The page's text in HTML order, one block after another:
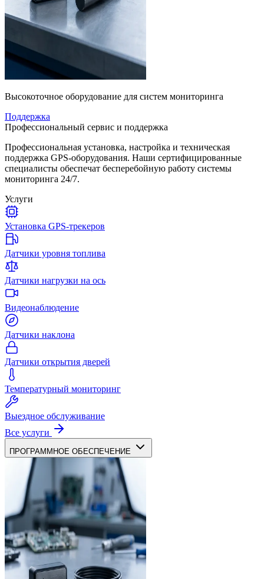
Высокоточное оборудование для систем мониторинга
Поддержка
Профессиональный сервис и поддержка
Профессиональная установка, настройка и техническая
поддержка GPS-оборудования. Наши сертифицированные
специалисты обеспечат бесперебойную работу системы
мониторинга 24/7.
Услуги
Установка GPS-трекеров
Датчики уровня топлива
Датчики нагрузки на ось
Видеонаблюдение
Датчики наклона
Датчики открытия дверей
Температурный мониторинг
Выездное обслуживание
Все услуги
ПРОГРАММНОЕ ОБЕСПЕЧЕНИЕ